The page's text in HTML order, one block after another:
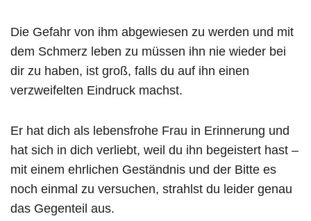
Die Gefahr von ihm abgewiesen zu werden und mit
dem Schmerz leben zu müssen ihn nie wieder bei
dir zu haben, ist groß, falls du auf ihn einen
verzweifelten Eindruck machst.
Er hat dich als lebensfrohe Frau in Erinnerung und
hat sich in dich verliebt, weil du ihn begeistert hast –
mit einem ehrlichen Geständnis und der Bitte es
noch einmal zu versuchen, strahlst du leider genau
das Gegenteil aus.